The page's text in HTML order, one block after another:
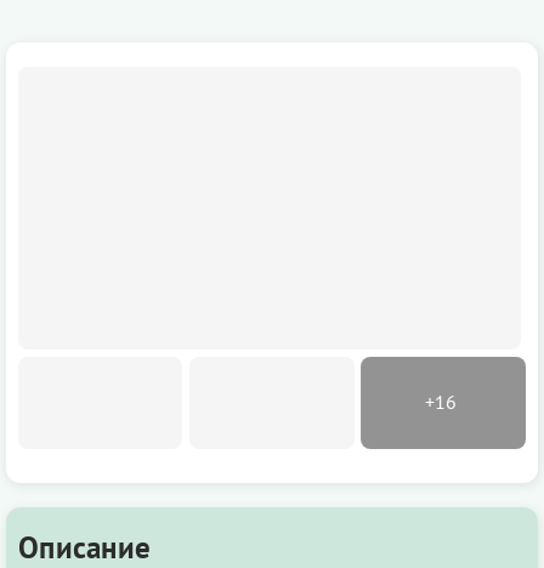
Описание